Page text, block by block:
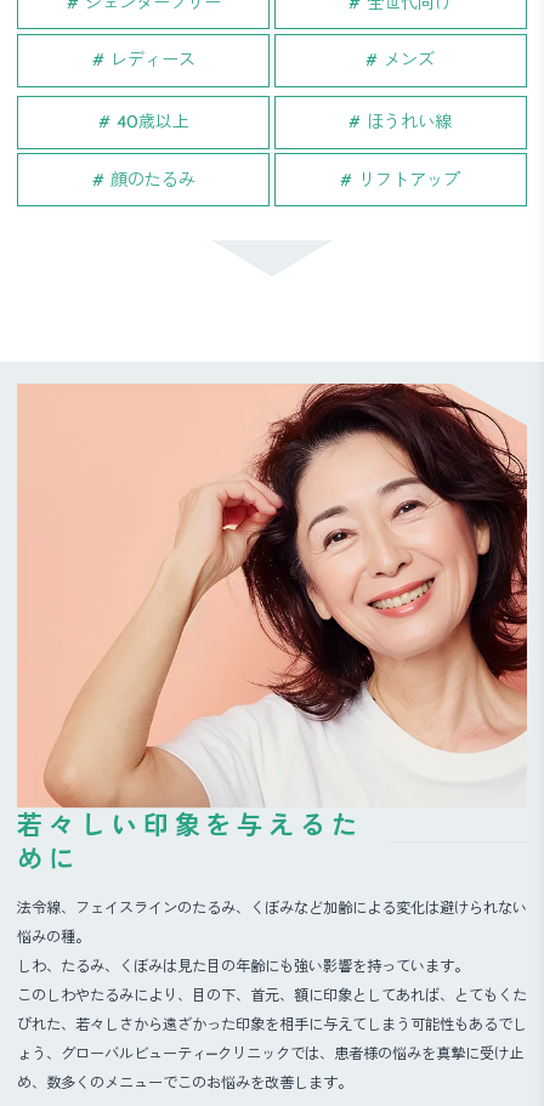
レディース メンズ
40歳以上 ほうれい線
顔のたるみ リフトアップ
若々しい印象を与えるた
めに
法令線、フェイスラインのたるみ、くぼみなど加齢による変化は避けられない
悩みの種。
しわ、たるみ、くぼみは見た目の年齢にも強い影響を持っています。
このしわやたるみにより、目の下、首元、額に印象としてあれば、とてもくた
びれた、若々しさから遠ざかった印象を相手に与えてしまう可能性もあるでし
ょう、グローバルビューティ―クリニックでは、患者様の悩みを真摯に受け止
め、数多くのメニューでこのお悩みを改善します。